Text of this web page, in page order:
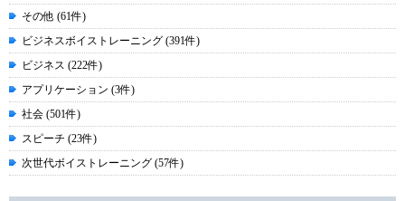
その他 (61件)
ビジネスボイストレーニング (391件)
ビジネス (222件)
アプリケーション (3件)
社会 (501件)
スピーチ (23件)
次世代ボイストレーニング (57件)